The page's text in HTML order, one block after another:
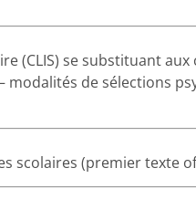
(CLIS) se substituant
de sélections
scolaires (premier texte